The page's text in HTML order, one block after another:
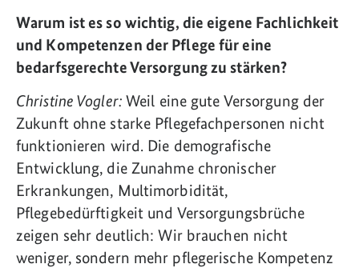
Warum ist es so wichtig, die eigene Fachlichkeit
und Kompetenzen der Pflege für eine
bedarfsgerechte Versorgung zu stärken?
Christine Vogler:Weil eine gute Versorgung der
Zukunft ohne starke Pflegefachpersonen nicht
funktionieren wird. Die demografische
Entwicklung, die Zunahme chronischer
Erkrankungen, Multimorbidität,
Pflegebedürftigkeit und Versorgungsbrüche
zeigen sehr deutlich: Wir brauchen nicht
weniger, sondern mehr pflegerische Kompetenz